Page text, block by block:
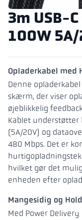
3m USB-
100W
Opladerkabel med
Denne
skærm, der viser
øjeblikkelig
Kablet
(5A/20V) og
480 Mbps. Det er
hvilket gør det
enheden efter
Mangesidig og
Med Power